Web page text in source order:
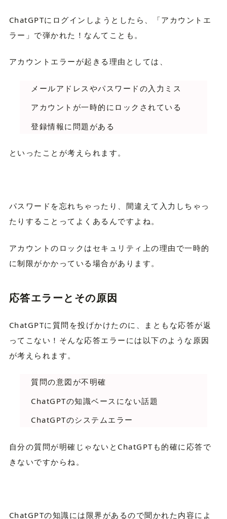
ChatGPTにログインしようとしたら、「アカウントエ
ラー」で弾かれた！なんてことも。
アカウントエラーが起きる理由としては、
メールアドレスやパスワードの入力ミス
アカウントが一時的にロックされている
登録情報に問題がある
といったことが考えられます。
パスワードを忘れちゃったり、間違えて入力しちゃっ
たりすることってよくあるんですよね。
アカウントのロックはセキュリティ上の理由で一時的
に制限がかかっている場合があります。
応答エラーとその原因
ChatGPTに質問を投げかけたのに、まともな応答が返
ってこない！そんな応答エラーには以下のような原因
が考えられます。
質問の意図が不明確
ChatGPTの知識ベースにない話題
ChatGPTのシステムエラー
自分の質問が明確じゃないとChatGPTも的確に応答で
きないですからね。
ChatGPTの知識には限界があるので聞かれた内容によ